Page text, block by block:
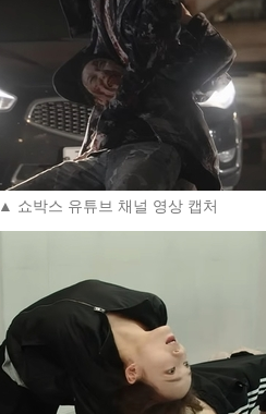
▲ 쇼박스 유튜브 채널 영상 캡처